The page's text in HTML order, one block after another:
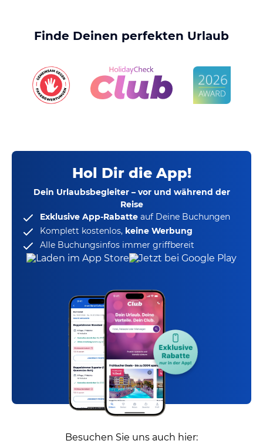
Finde Deinen perfekten Urlaub
Hol Dir die App!
Dein Urlaubsbegleiter – vor und während der
Reise
Exklusive App-Rabatte auf Deine Buchungen
Komplett kostenlos, keine Werbung
Alle Buchungsinfos immer griffbereit
Besuchen Sie uns auch hier: